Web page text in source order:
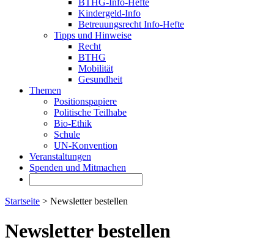
BTHG-Info-Hefte
Kindergeld-Info
Betreuungsrecht Info-Hefte
Tipps und Hinweise
Recht
BTHG
Mobilität
Gesundheit
Themen
Positionspapiere
Politische Teilhabe
Bio-Ethik
Schule
UN-Konvention
Veranstaltungen
Spenden und Mitmachen
Startseite > Newsletter bestellen
Newsletter bestellen